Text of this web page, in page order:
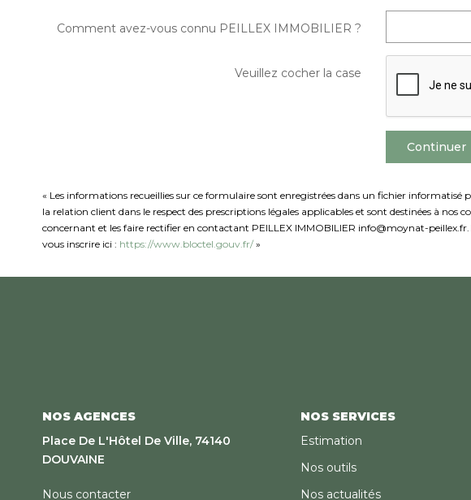
Comment avez-vous connu PEILLEX IMMOBILIER ?
Veuillez cocher la case
Continuer
« Les informations recueillies sur ce formulaire sont enregistrées dans un fichier informatisé
la relation client dans le respect des prescriptions légales applicables et sont destinées à
concernant et les faire rectifier en contactant PEILLEX IMMOBILIER info@moynat-
vous inscrire ici : https://www.bloctel.gouv.fr/ »
NOS AGENCES
Place De L'Hôtel De Ville, 74140
DOUVAINE
Nous contacter
NOS SERVICES
Estimation
Nos outils
Nos actualités